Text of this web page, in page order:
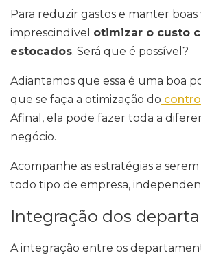
Para reduzir gastos e manter boas
imprescindível otimizar o custo
estocados. Será que é possível?
Adiantamos que essa é uma boa
que se faça a otimização do
Afinal, ela pode fazer toda a
negócio.
Acompanhe as estratégias a
todo tipo de empresa,
Integração dos
A integração entre os